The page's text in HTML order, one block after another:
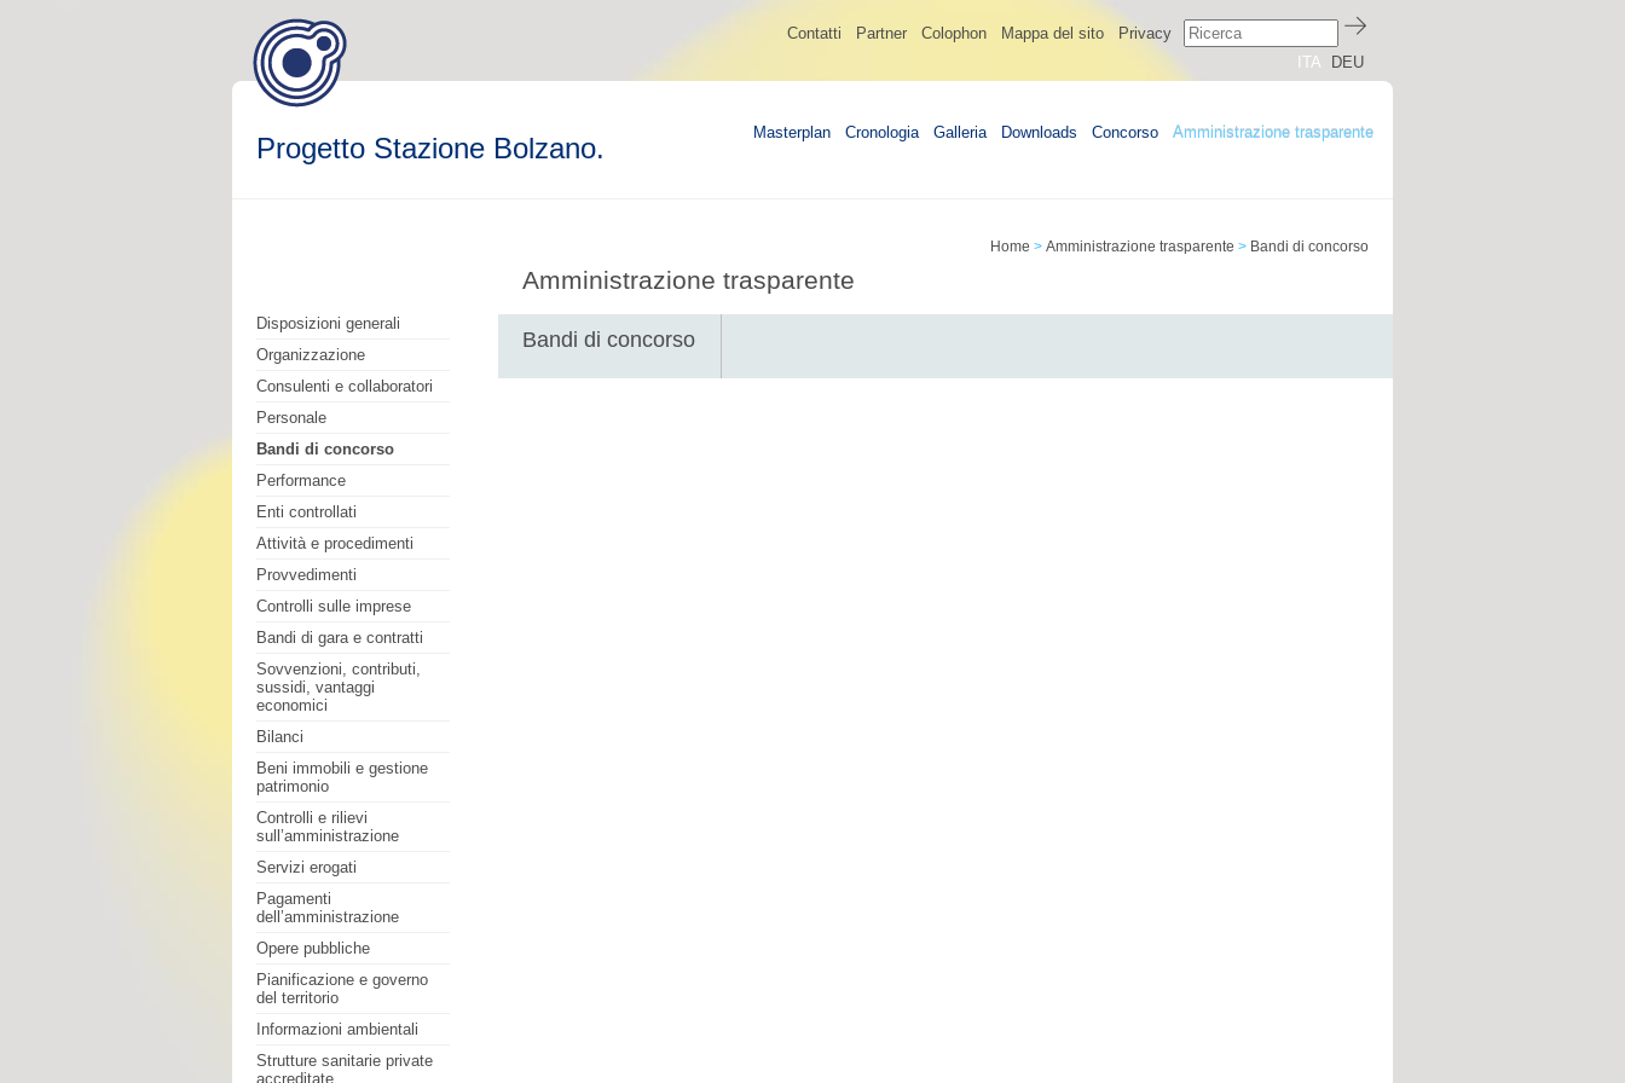
Contatti Partner Colophon Mappa del sito
Privacy
ITA
DEU
Progetto Stazione Bolzano. Masterplan Cronologia Galleria Downloads Concorso Amministrazione trasparente
Disposizioni generali
Organizzazione
Consulenti e collaboratori
Personale
Bandi di concorso
Performance
Enti controllati
Attività e procedimenti
Provvedimenti
Controlli sulle imprese
Bandi di gara e contratti
Sovvenzioni, contributi,
sussidi, vantaggi
economici
Bilanci
Beni immobili e gestione
patrimonio
Controlli e rilievi
sull’amministrazione
Servizi erogati
Pagamenti
dell’amministrazione
Opere pubbliche
Pianificazione e governo
del territorio
Informazioni ambientali
Strutture sanitarie private
accreditate
Home > Amministrazione trasparente > Bandi di concorso
Amministrazione trasparente
Bandi di concorso